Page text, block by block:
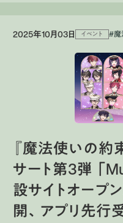
2025年10月03日 イベント #魔
『魔法使いの約
サート第3弾 「
設サイトオープ
開、アプリ先行